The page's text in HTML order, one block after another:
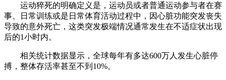
运动猝死的明确定义是，运动员或者普通运动参与者在赛
事、日常训练或是日常体育活动过程中，因心脏功能突发丧失
导致的意外死亡，这类突发极端情况通常发生在不适症状出现
后的1小时内。
相关统计数据显示，全球每年有多达600万人发生心脏停
搏，整体存活率甚至不到10%。